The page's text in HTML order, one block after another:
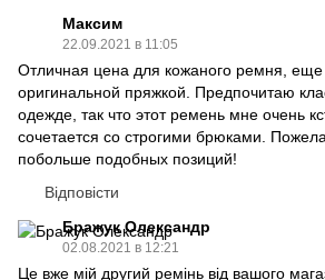
Максим
22.09.2021 в 11:05
Отличная цена для кожаного ремня, еще
оригинальной пряжкой. Предпочитаю
одежде, так что этот ремень мне очень
сочетается со строгими брюками.
побольше подобных позиций!
Відповісти
Бражук Олександр
02.08.2021 в 12:21
Це вже мій другий ремінь від вашого